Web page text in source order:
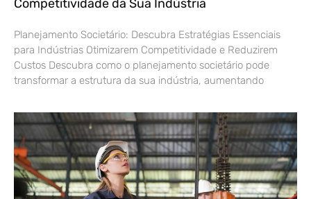
Competitividade da Sua Indústria
Planejamento Societário: Descubra Estratégias Essenciais
para Indústrias Otimizarem Competitividade e Reduzirem
Custos Descubra como o planejamento societário pode
transformar a estrutura da sua indústria, aumentando